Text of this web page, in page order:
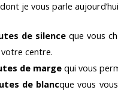
je vous parle
de silence que vous
centre.
de marge qui vous
de blancque vous